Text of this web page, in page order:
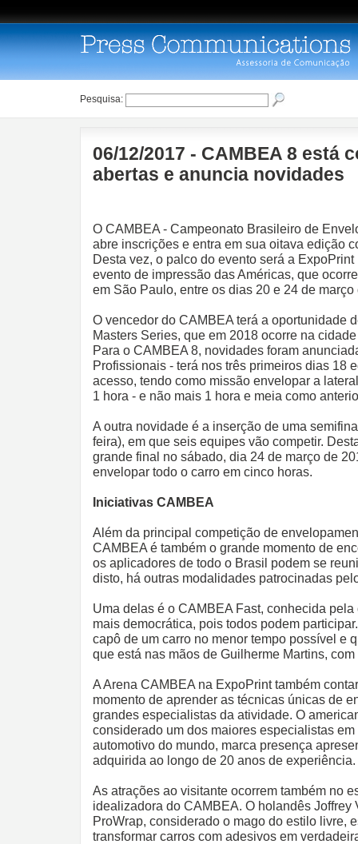
Pesquisa:
06/12/2017 - CAMBEA 8 está
abertas e anuncia novidades
O CAMBEA - Campeonato Brasileiro de
abre inscrições e entra em sua oitava edição
Desta vez, o palco do evento será a
evento de impressão das Américas, que
em São Paulo, entre os dias 20 e 24 de março
O vencedor do CAMBEA terá a oportunidade
Masters Series, que em 2018 ocorre na
Para o CAMBEA 8, novidades foram
Profissionais - terá nos três primeiros dias 18
acesso, tendo como missão envelopar a
1 hora - e não mais 1 hora e meia como
A outra novidade é a inserção de uma
feira), em que seis equipes vão competir.
grande final no sábado, dia 24 de março de
envelopar todo o carro em cinco horas.
Iniciativas CAMBEA
Além da principal competição de
CAMBEA é também o grande momento de
os aplicadores de todo o Brasil podem se
disto, há outras modalidades patrocinadas
Uma delas é o CAMBEA Fast, conhecida
mais democrática, pois todos podem
capô de um carro no menor tempo possível e
que está nas mãos de Guilherme Martins,
A Arena CAMBEA na ExpoPrint também
momento de aprender as técnicas únicas de
grandes especialistas da atividade. O
considerado um dos maiores especialistas
automotivo do mundo, marca presença
adquirida ao longo de 20 anos de experiência.
As atrações ao visitante ocorrem também no
idealizadora do CAMBEA. O holandês Joffrey
ProWrap, considerado o mago do estilo livre,
transformar carros com adesivos em